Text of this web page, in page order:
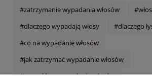
#zatrzymanie wypadania włosów
#dlaczego wypadają włosy
#dlaczego
#co na wypadanie włosów
#jak zatrzymać wypadanie włosów
#nowość na wypadanie włosów